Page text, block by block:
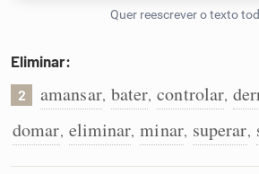
Caça-palavras
Eliminar:
2 amansar, bater, controlar,
domar, eliminar, minar, superar,